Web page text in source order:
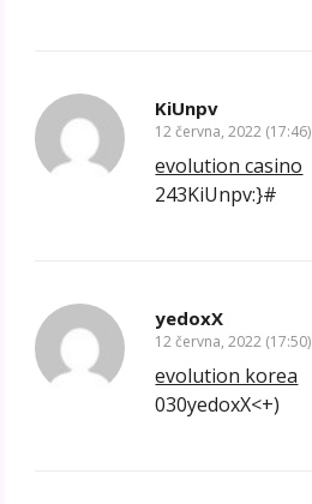
KiUnpv
12 června, 2022 (17:46)
evolution casino
243KiUnpv:}#
yedoxX
12 června, 2022 (17:50)
evolution korea
030yedoxX<+)